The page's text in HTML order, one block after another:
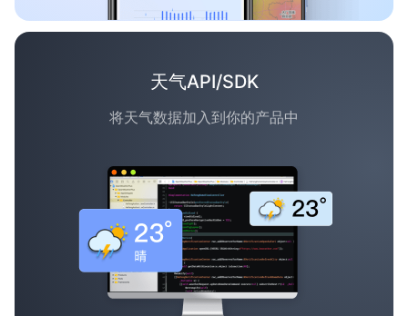
天气API/SDK
将天气数据加入到你的产品中